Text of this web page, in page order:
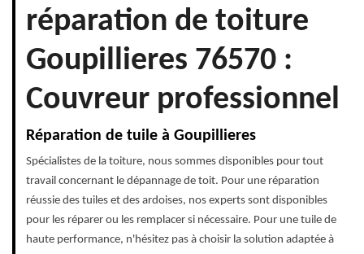
réparation de toiture
Goupillieres 76570 :
Couvreur professionnel
Réparation de tuile à Goupillieres
Spécialistes de la toiture, nous sommes disponibles pour tout
travail concernant le dépannage de toit. Pour une réparation
réussie des tuiles et des ardoises, nos experts sont disponibles
pour les réparer ou les remplacer si nécessaire. Pour une tuile de
haute performance, n'hésitez pas à choisir la solution adaptée à